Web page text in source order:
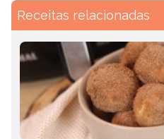
Receitas relacionadas